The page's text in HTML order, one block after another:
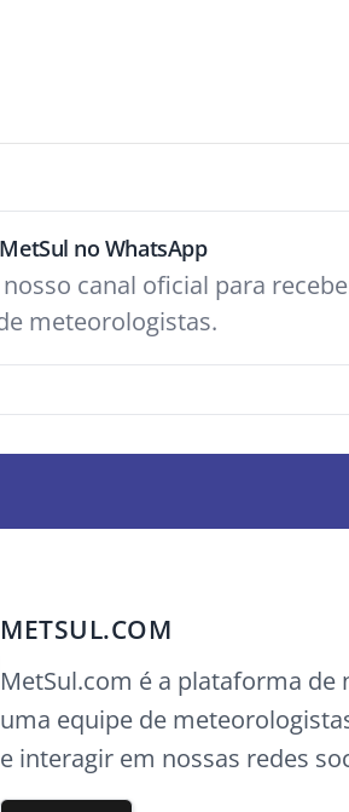
no WhatsApp
canal oficial para
meteorologistas.
METSUL.COM
MetSul.com é a plataforma de
uma equipe de
e interagir em nossas redes